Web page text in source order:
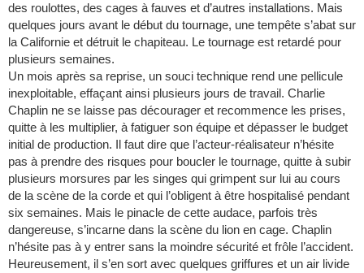
des roulottes, des cages à fauves et d’autres installations. Mais
quelques jours avant le début du tournage, une tempête s’abat sur
la Californie et détruit le chapiteau. Le tournage est retardé pour
plusieurs semaines.
Un mois après sa reprise, un souci technique rend une pellicule
inexploitable, effaçant ainsi plusieurs jours de travail. Charlie
Chaplin ne se laisse pas décourager et recommence les prises,
quitte à les multiplier, à fatiguer son équipe et dépasser le budget
initial de production. Il faut dire que l’acteur-réalisateur n’hésite
pas à prendre des risques pour boucler le tournage, quitte à subir
plusieurs morsures par les singes qui grimpent sur lui au cours
de la scène de la corde et qui l’obligent à être hospitalisé pendant
six semaines. Mais le pinacle de cette audace, parfois très
dangereuse, s’incarne dans la scène du lion en cage. Chaplin
n’hésite pas à y entrer sans la moindre sécurité et frôle l’accident.
Heureusement, il s’en sort avec quelques griffures et un air livide